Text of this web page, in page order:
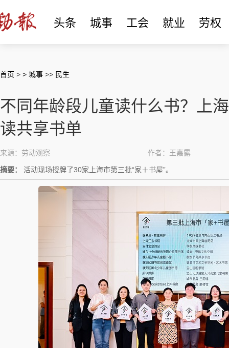
头条 城事 工会 就业 劳权
首页 > > 城事 >> 民生
不同年龄段儿童读什么书？上
读共享书单
来源：劳动观察 作者：王嘉露
摘要： 活动现场授牌了30家上海市第三批“家＋书屋”。